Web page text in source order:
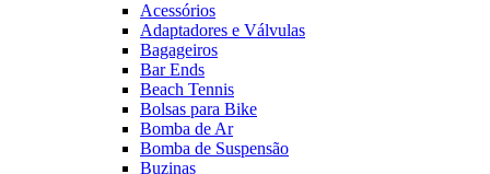
Acessórios
Adaptadores e Válvulas
Bagageiros
Bar Ends
Beach Tennis
Bolsas para Bike
Bomba de Ar
Bomba de Suspensão
Buzinas